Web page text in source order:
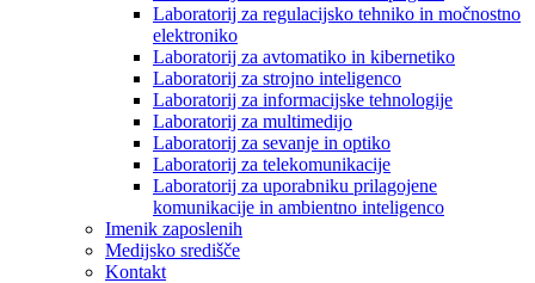
Laboratorij za regulacijsko tehniko in močnostno
elektroniko
Laboratorij za avtomatiko in kibernetiko
Laboratorij za strojno inteligenco
Laboratorij za informacijske tehnologije
Laboratorij za multimedijo
Laboratorij za sevanje in optiko
Laboratorij za telekomunikacije
Laboratorij za uporabniku prilagojene
komunikacije in ambientno inteligenco
Imenik zaposlenih
Medijsko središče
Kontakt